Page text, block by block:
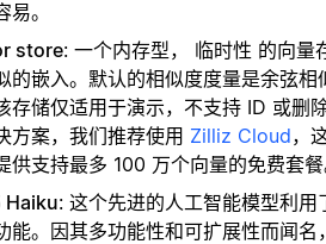
。
store: 一个内存型， 临时性 的向量
的嵌入。默认的相似度度量是余弦
存储仅适用于演示，不支持 ID 或删
方案，我们推荐使用 Zilliz Cloud，
供支持最多 100 万个向量的免费套
Haiku: 这个先进的人工智能模型利
能。因其多功能性和可扩展性而闻